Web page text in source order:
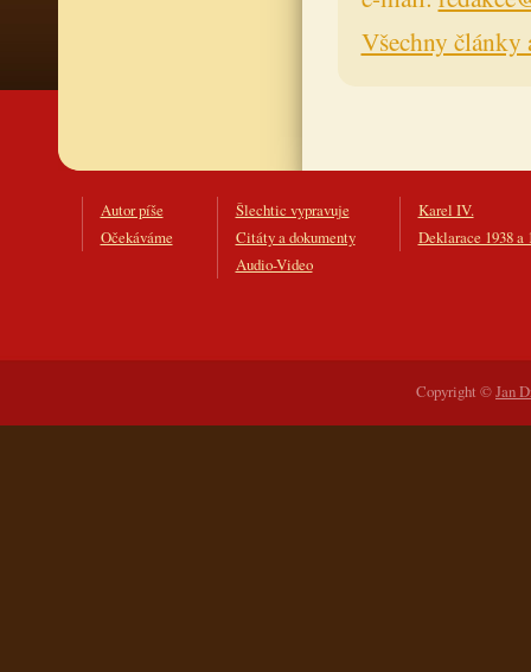
Všechny články
Autor píše
Očekáváme
Šlechtic vypravuje
Citáty a dokumenty
Audio-Video
Karel IV.
Deklarace 1938 a
Copyright ©Jan